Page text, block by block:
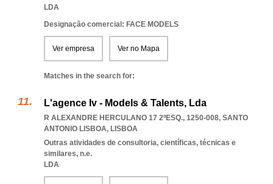
LDA
Designação comercial: FACE MODELS
Ver empresa Ver no Mapa
Matches in the search for:
L'agence Iv - Models & Talents, Lda
R ALEXANDRE HERCULANO 17 2ºESQ., 1250-008, SANTO
ANTONIO LISBOA, LISBOA
Outras atividades de consultoria, científicas, técnicas e
similares, n.e.
LDA